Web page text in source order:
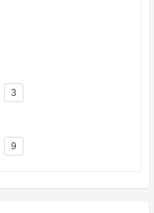
3
9